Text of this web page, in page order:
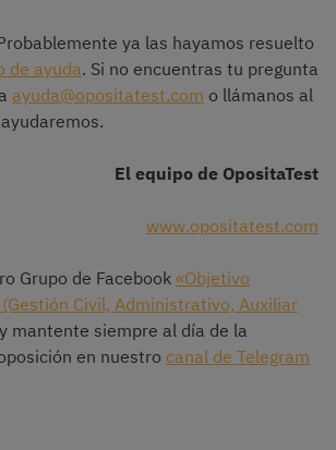
ya las hayamos resuelto
de ayuda. Si no encuentras tu pregunta
ayuda@opositatest.com o llámanos al
El equipo de OpositaTest
www.opositatest.com
Grupo de Facebook «Objetivo
(Gestión Civil, Administrativo, Auxiliar
mantente siempre al día de la
en nuestro canal de Telegram